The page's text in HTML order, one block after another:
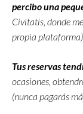
percibo una
Civitatis, donde
propia
Tus reservas
ocasiones,
(nunca pagarás